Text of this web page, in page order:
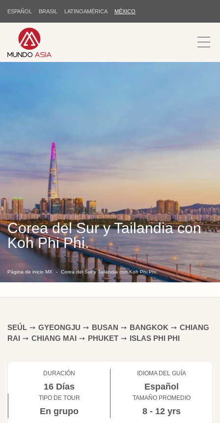
ESPAÑOL BRASIL LATINOAMÉRICA MÉXICO
Corea del Sur y Tailandia con
Koh Phi Phi.
Página de inicio MX Corea del Sur y Tailandia con Koh Phi Phi.
SEÚL ➙ GYEONGJU ➙ BUSAN ➙ BANGKOK ➙ CHIANG
RAI ➙ CHIANG MAI ➙ PHUKET ➙ ISLAS PHI PHI
DURACIÓN
16 Días
IDIOMA DEL GUÍA
Español
TIPO DE TOUR
En grupo
TAMAÑO PROMEDIO
8 - 12 yrs